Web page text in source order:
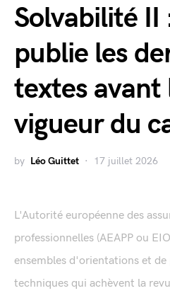
Solvabilité II
publie les
textes avant
vigueur du
by Léo Guittet 17 juillet 2026
L'Autorité européenne des
professionnelles (AEAPP ou
ensembles d'orientations et
techniques qui achèvent la